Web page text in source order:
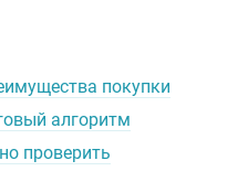
покупки
алгоритм
проверить